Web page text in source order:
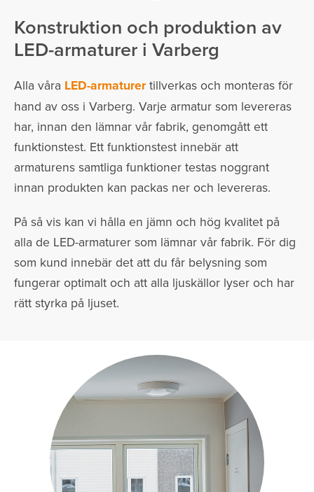
Konstruktion och produktion av
LED-armaturer i Varberg
Alla våra LED-armaturer tillverkas och monteras för
hand av oss i Varberg. Varje armatur som levereras
har, innan den lämnar vår fabrik, genomgått ett
funktionstest. Ett funktionstest innebär att
armaturens samtliga funktioner testas noggrant
innan produkten kan packas ner och levereras.
På så vis kan vi hålla en jämn och hög kvalitet på
alla de LED-armaturer som lämnar vår fabrik. För dig
som kund innebär det att du får belysning som
fungerar optimalt och att alla ljuskällor lyser och har
rätt styrka på ljuset.